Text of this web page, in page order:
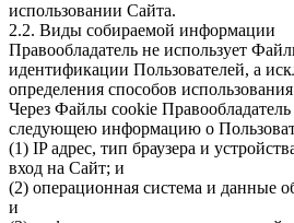
использовании Сайта.
2.2. Виды собираемой информации
Правообладатель не использует
идентификации Пользователей, а
определения способов
Через Файлы cookie
следующею информацию о
(1) IP адрес, тип браузера и
вход на Сайт; и
(2) операционная система и данные
и